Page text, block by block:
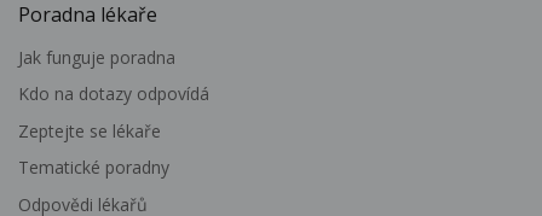
Poradna lékaře
Jak funguje poradna
Kdo na dotazy odpovídá
Zeptejte se lékaře
Tematické poradny
Odpovědi lékařů